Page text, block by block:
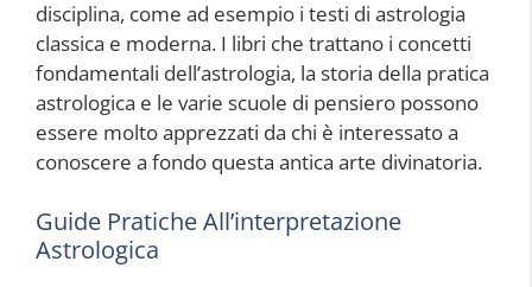
disciplina, come ad esempio i testi di astrologia
classica e moderna. I libri che trattano i concetti
fondamentali dell’astrologia, la storia della pratica
astrologica e le varie scuole di pensiero possono
essere molto apprezzati da chi è interessato a
conoscere a fondo questa antica arte divinatoria.
Guide Pratiche All’interpretazione
Astrologica